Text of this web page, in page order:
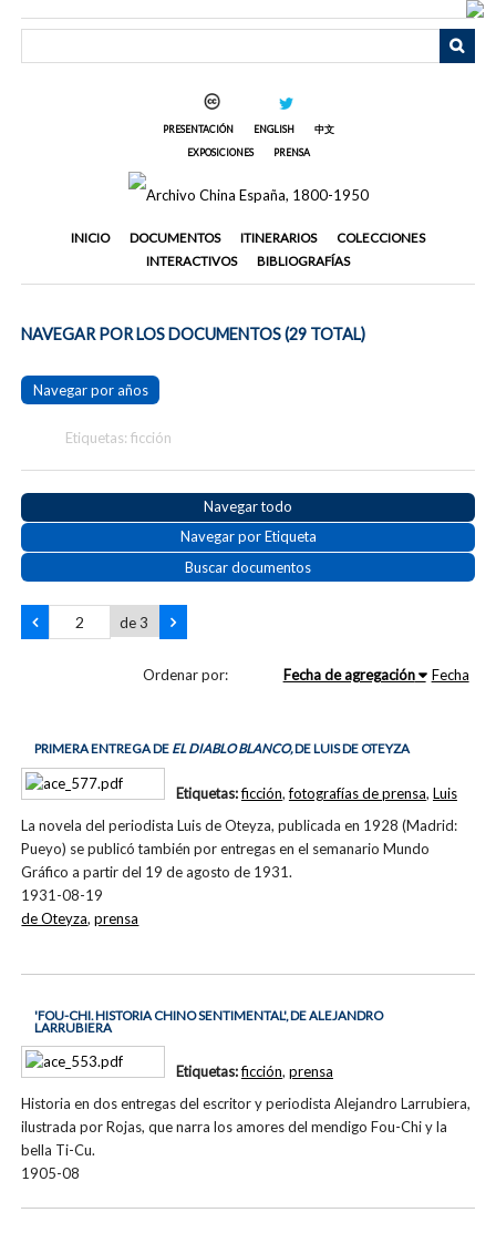
PRESENTACIÓN ENGLISH
中文
EXPOSICIONES
PRENSA
INICIO DOCUMENTOS ITINERARIOS
COLECCIONES
INTERACTIVOS
BIBLIOGRAFÍAS
NAVEGAR POR LOS DOCUMENTOS (29 TOTAL)
Navegar por años
Etiquetas: ficción
Navegar todo
Navegar por Etiqueta
Buscar documentos
de 3
Ordenar por: Fecha de agregación Fecha
PRIMERA ENTREGA DE EL DIABLO BLANCO,DE LUIS DE OTEYZA
La novela del periodista Luis de Oteyza, publicada en 1928 (Madrid:
Pueyo) se publicó también por entregas en el semanario Mundo
Gráfico a partir del 19 de agosto de 1931.
1931-08-19
Etiquetas:ficción,fotografías de prensa, Luis
de Oteyza,prensa
'FOU-CHI. HISTORIA CHINO SENTIMENTAL', DE ALEJANDRO
LARRUBIERA
Historia en dos entregas del escritor y periodista Alejandro Larrubiera,
ilustrada por Rojas, que narra los amores del mendigo Fou-Chi y la
bella Ti-Cu.
1905-08
Etiquetas:ficción, prensa